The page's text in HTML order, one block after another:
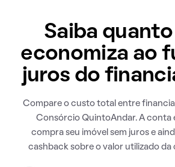
Saiba
economiza ao
juros do
Compare o custo total entre
Consórcio QuintoAndar. A conta
compra seu imóvel sem juros e
cashback sobre o valor utilizado